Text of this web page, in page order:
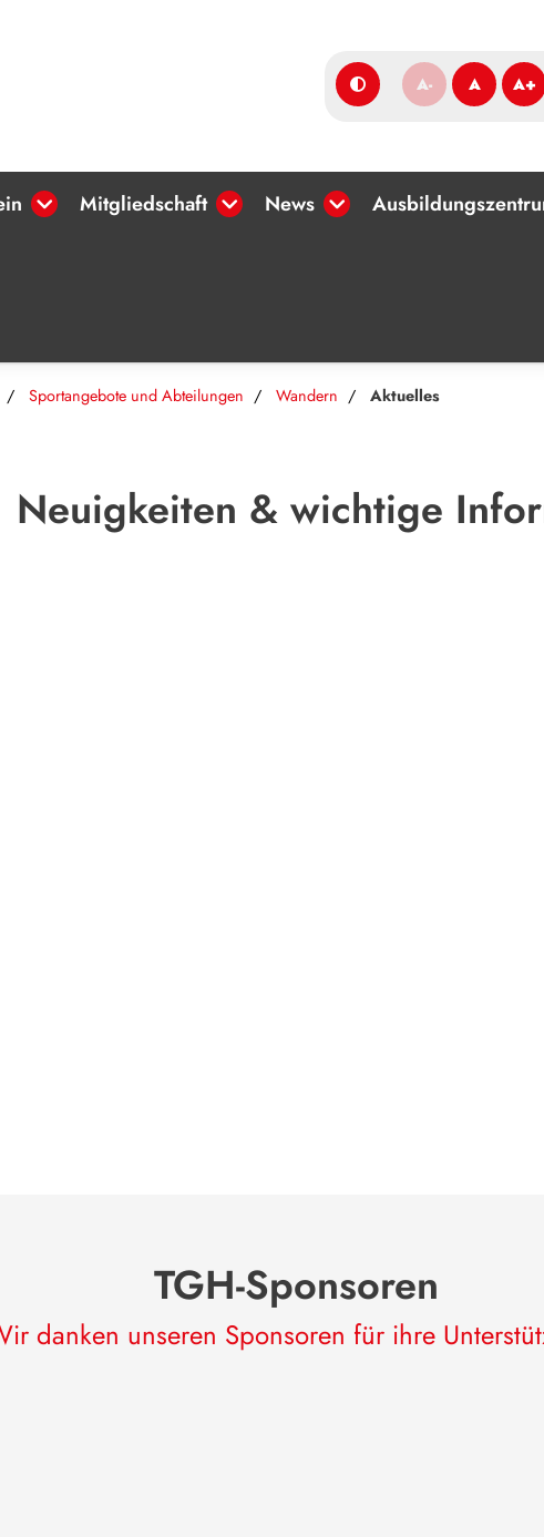
A- A A+
Mitgliedschaft News
Sportangebote und Abteilungen Wandern Aktuelles
Neuigkeiten & wichtige
TGH-Sponsoren
danken unseren Sponsoren für ihre